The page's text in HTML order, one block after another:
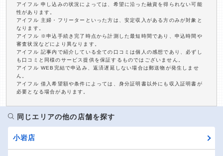
アイフル 申し込みの状況によっては、希望に沿った融資を得られない可能
性があります。
アイフル 主婦・フリーターといった方は、安定収入がある方のみが対象と
なります。
アイフル ※申込手続き完了時点から計測した最短時間であり、申込時間や
審査状況などにより異なります。
アイフル 記事内で紹介している全ての口コミは個人の感想であり、必ずし
も口コミと同様のサービス提供を保証するものではございません。
アイフル WEB完結で申込み、返済遅延しない場合は郵送物が発生しませ
ん。
アイフル 借入希望額や条件によっては、身分証明書以外にも収入証明書が
必要となる場合があります。
同じエリアの他の店舗を探す
小岩店